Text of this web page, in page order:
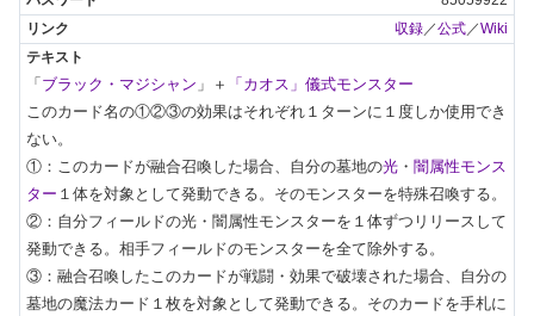
収録 ／公式 ／Wiki
「ブラック・マジシャン 」＋
「カオス」儀式モンスター
このカード名の①②③の効果はそれぞれ１ターンに１度しか使用でき
ない。
①：このカードが融合召喚した場合、自分の墓地の光 ・ 闇属性モンス
ター １体を対象として発動できる。そのモンスターを特殊召喚する。
②：自分フィールドの光・闇属性モンスターを１体ずつリリースして
発動できる。相手フィールドのモンスターを全て除外する。
③：融合召喚したこのカードが戦闘・効果で破壊された場合、自分の
墓地の魔法カード１枚を対象として発動できる。そのカードを手札に